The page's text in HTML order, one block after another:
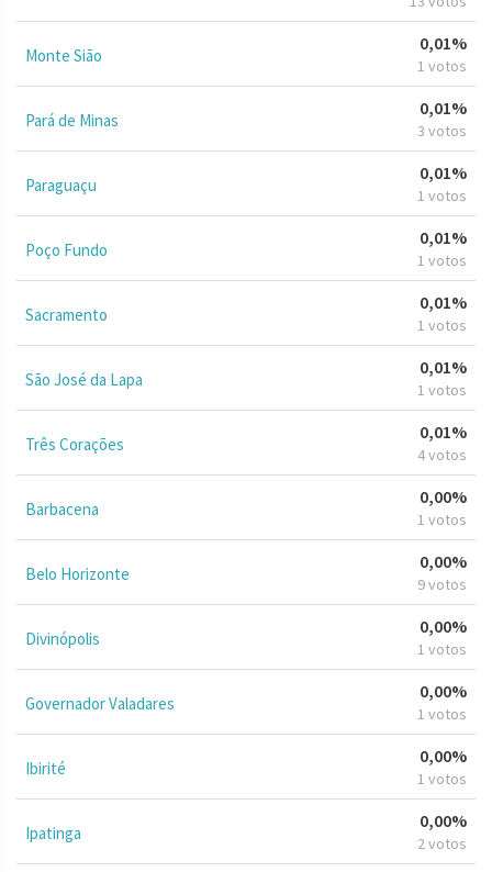
Monte Sião
0,01%
1 votos
Pará de Minas
0,01%
3 votos
Paraguaçu
0,01%
1 votos
Poço Fundo
0,01%
1 votos
Sacramento
0,01%
1 votos
São José da Lapa
0,01%
1 votos
Três Corações
0,01%
4 votos
Barbacena
0,00%
1 votos
Belo Horizonte
0,00%
9 votos
Divinópolis
0,00%
1 votos
Governador Valadares
0,00%
1 votos
Ibirité
0,00%
1 votos
Ipatinga
0,00%
2 votos